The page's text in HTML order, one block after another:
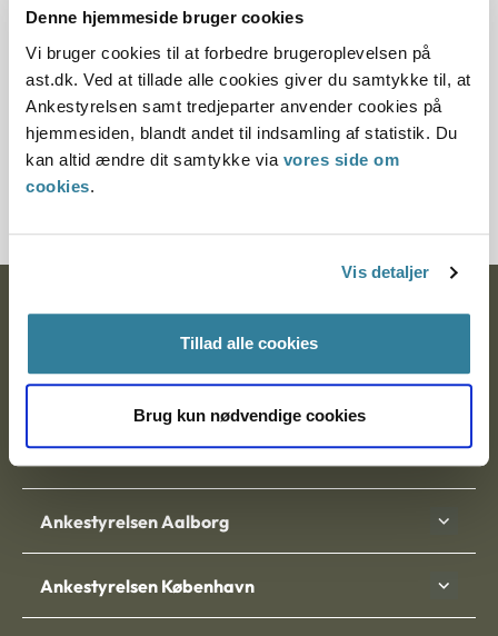
Denne hjemmeside bruger cookies
Vi bruger cookies til at forbedre brugeroplevelsen på
ast.dk. Ved at tillade alle cookies giver du samtykke til, at
Ankestyrelsen samt tredjeparter anvender cookies på
hjemmesiden, blandt andet til indsamling af statistik. Du
kan altid ændre dit samtykke via vores side om
cookies.
Vis detaljer
Tillad alle cookies
Brug kun nødvendige cookies
Paragraf
§ 103a § 103 § 118
Journalnummer
3500023-04
Ankestyrelsen
Nytorv 7, 2. sal
Ankestyrelsen Aalborg
Ankestyrelsen København